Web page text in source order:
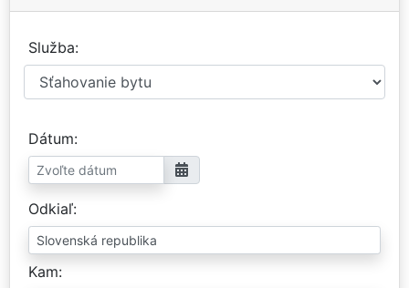
Služba
Dátum
Odkiaľ
Kam